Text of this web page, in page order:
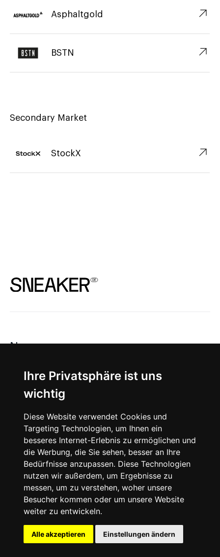
Ihre Privatsphäre ist uns
wichtig
Diese Website verwendet Cookies und
Targeting Technologien, um Ihnen ein
besseres Internet-Erlebnis zu ermöglichen und
die Werbung, die Sie sehen, besser an Ihre
Bedürfnisse anzupassen. Diese Technologien
nutzen wir außerdem, um Ergebnisse zu
messen, um zu verstehen, woher unsere
Besucher kommen oder um unsere Website
weiter zu entwickeln.
Alle akzeptieren Einstellungen ändern
Asphaltgold ↗︎
BSTN ↗︎
Secondary Market
StockX ↗︎
News
About
Instagram
Facebook
© 2024 SNEAKERᴰᴱ, All rights reserved.
Cookie-Einstellungen